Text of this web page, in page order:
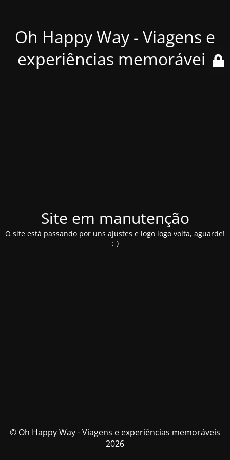
Oh Happy Way - Viagens e
experiências memoráveis
Site em manutenção
O site está passando por uns ajustes e logo logo volta, aguarde!
:-)
© Oh Happy Way - Viagens e experiências memoráveis
2026